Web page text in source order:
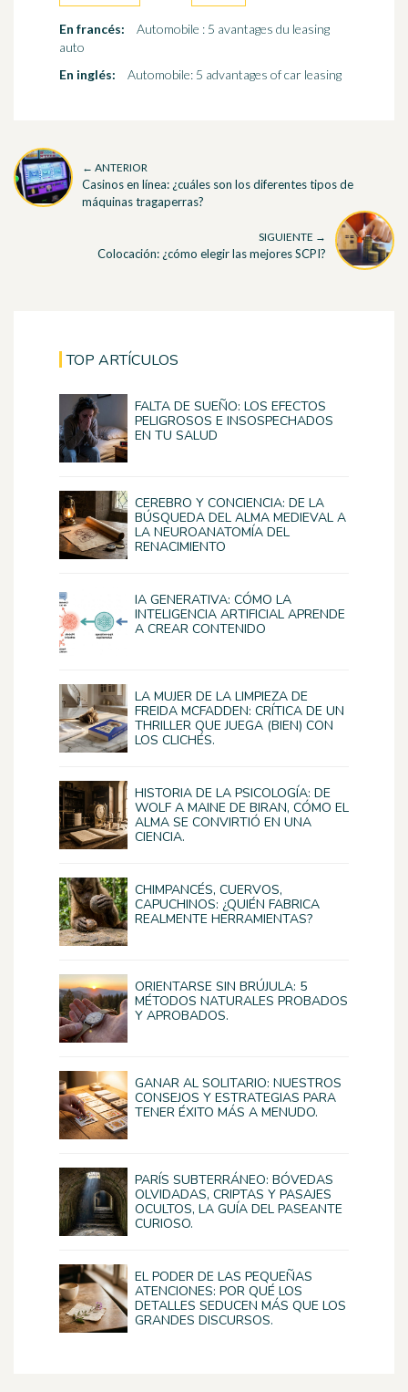
En francés:
Automobile : 5 avantages du leasing
auto
En inglés:
Automobile: 5 advantages of car leasing
← ANTERIOR
Casinos en línea: ¿cuáles son los diferentes tipos de
máquinas tragaperras?
SIGUIENTE →
Colocación: ¿cómo elegir las mejores SCPI?
TOP ARTÍCULOS
FALTA DE SUEÑO: LOS EFECTOS
PELIGROSOS E INSOSPECHADOS
EN TU SALUD
CEREBRO Y CONCIENCIA: DE LA
BÚSQUEDA DEL ALMA MEDIEVAL A
LA NEUROANATOMÍA DEL
RENACIMIENTO
IA GENERATIVA: CÓMO LA
INTELIGENCIA ARTIFICIAL APRENDE
A CREAR CONTENIDO
LA MUJER DE LA LIMPIEZA DE
FREIDA MCFADDEN: CRÍTICA DE UN
THRILLER QUE JUEGA (BIEN) CON
LOS CLICHÉS.
HISTORIA DE LA PSICOLOGÍA: DE
WOLF A MAINE DE BIRAN, CÓMO EL
ALMA SE CONVIRTIÓ EN UNA
CIENCIA.
CHIMPANCÉS, CUERVOS,
CAPUCHINOS: ¿QUIÉN FABRICA
REALMENTE HERRAMIENTAS?
ORIENTARSE SIN BRÚJULA: 5
MÉTODOS NATURALES PROBADOS
Y APROBADOS.
GANAR AL SOLITARIO: NUESTROS
CONSEJOS Y ESTRATEGIAS PARA
TENER ÉXITO MÁS A MENUDO.
PARÍS SUBTERRÁNEO: BÓVEDAS
OLVIDADAS, CRIPTAS Y PASAJES
OCULTOS, LA GUÍA DEL PASEANTE
CURIOSO.
EL PODER DE LAS PEQUEÑAS
ATENCIONES: POR QUÉ LOS
DETALLES SEDUCEN MÁS QUE LOS
GRANDES DISCURSOS.